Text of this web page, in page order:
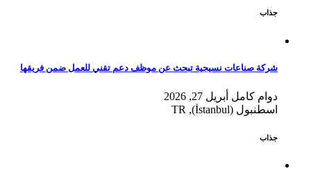
جذاب
شركة صناعات نسيجية تبحث عن موظف دعم تقني للعمل ضمن فريقها
دوام كامل أبريل 27, 2026
اسطنبول (İstanbul), TR
جذاب